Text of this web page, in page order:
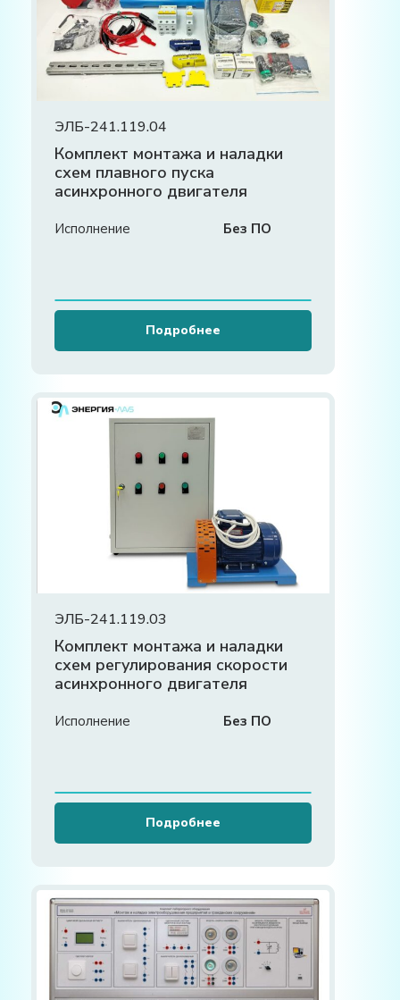
ЭЛБ-241.119.04
Комплект монтажа и наладки
схем плавного пуска
асинхронного двигателя
Исполнение Без ПО
Подробнее
ЭЛБ-241.119.03
Комплект монтажа и наладки
схем регулирования скорости
асинхронного двигателя
Исполнение Без ПО
Подробнее